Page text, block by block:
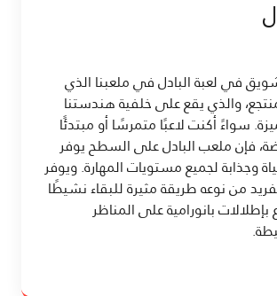
في لعبة البادل في ملعبنا الذي
والذي يقع على خلفية هندستنا
سواءً أكنت لاعبًا متمرسًا أو مبتدئًا
فإن ملعب البادل على السطح يوفر
وجذابة لجميع مستويات المهارة. ويوفر
من نوعه طريقة مثيرة للبقاء نشيطًا
بإطلالات بانورامية على المناظر